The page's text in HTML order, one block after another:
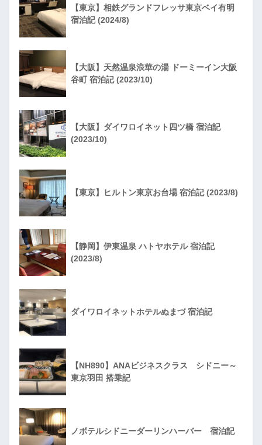
【東京】相鉄グランドフレッサ東京ベイ有明
宿泊記 (2024/8)
【大阪】天然温泉浪華の湯 ドーミーイン大阪
谷町 宿泊記 (2023/10)
【大阪】ダイワロイネット四ツ橋 宿泊記
(2023/10)
【東京】ヒルトン東京お台場 宿泊記 (2023/8)
【静岡】伊東温泉 ハトヤホテル 宿泊記
(2023/8)
ダイワロイネットホテルぬまづ 宿泊記
【NH890】ANAビジネスクラス シドニー～
東京羽田 搭乗記
ノボテルシドニーダーリンハーバー 宿泊記